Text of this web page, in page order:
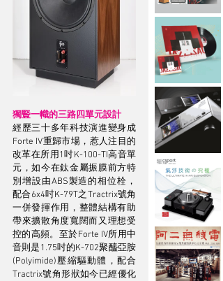
獨豎一幟的三路四單元設計
經歷三十多年科技演進變身成
Forte IV重歸市場，惹人注目的
改革在所用1吋K-100-TI高音單
元，如今在鈦金屬振膜前方特
別增設由ABS製造的相位栓，
配合6x4吋K-79T之Tractrix號角
一併發揮作用，整體結構有助
帶來擴散角度寬闊而又理想受
控的高頻。至於Forte IV所用中
音則是1.75吋的K-702聚醯亞胺
(Polyimide)壓縮驅動體，配合
Tractrix號角形狀如今已經優化